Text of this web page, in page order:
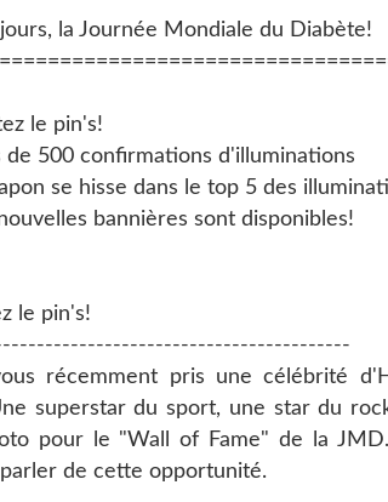
la Journée Mondiale du Diabète!
le pin's!
500 confirmations d'illuminations
se hisse dans le top 5 des
bannières sont disponibles!
le pin's!
récemment pris une célébrité
superstar du sport, une star du
pour le "Wall of Fame" de la
de cette opportunité.